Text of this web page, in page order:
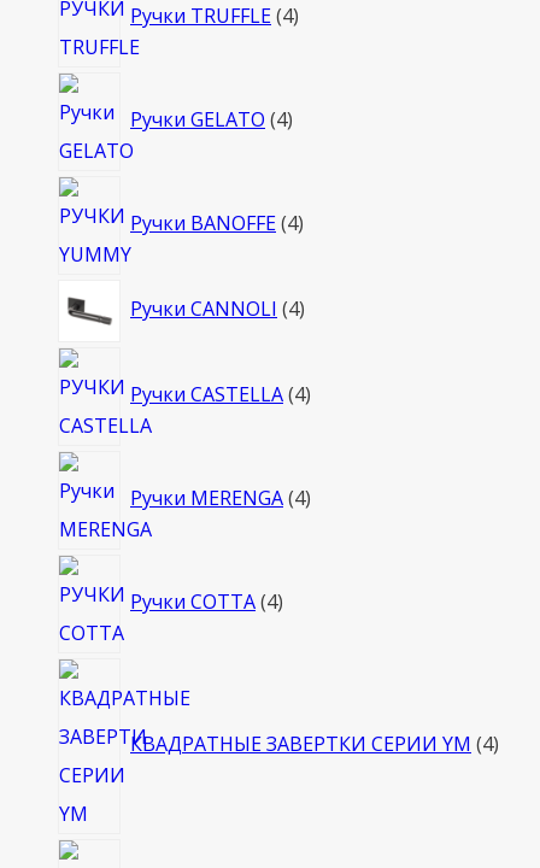
Ручки TRUFFLE 4товара
Ручки GELATO 4товара
Ручки BANOFFE 4товара
Ручки CANNOLI 44
Ручки CASTELLA 4товара
Ручки MERENGA 4товара
Ручки COTTA 4товара
КВАДРАТНЫЕ ЗАВЕРТКИ СЕРИИ YM 4